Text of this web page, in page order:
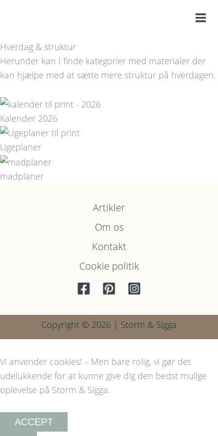
Hverdag & struktur
Herunder kan I finde kategorier med materialer der
kan hjælpe med at sætte mere struktur på hverdagen.
Kalender 2026
Ugeplaner
madplaner
Artikler
Om os
Kontakt
Cookie politik
Copyright © 2026 | Storm & Sigga
Vi anvender cookies! – Men bare rolig, vi gør det
udelukkende for at kunne give dig den bedst mulige
oplevelse på Storm & Sigga.
ACCEPT